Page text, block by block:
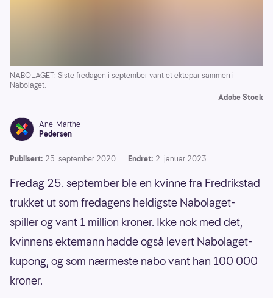
NABOLAGET: Siste fredagen i september vant et ektepar sammen i
Nabolaget.
Adobe Stock
Ane-Marthe
Pedersen
Publisert: 25. september 2020 Endret: 2. januar 2023
Fredag 25. september ble en kvinne fra Fredrikstad
trukket ut som fredagens heldigste Nabolaget-
spiller og vant 1 million kroner. Ikke nok med det,
kvinnens ektemann hadde også levert Nabolaget-
kupong, og som nærmeste nabo vant han 100 000
kroner.